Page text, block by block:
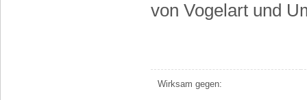
von Vogelart und
Wirksam gegen: